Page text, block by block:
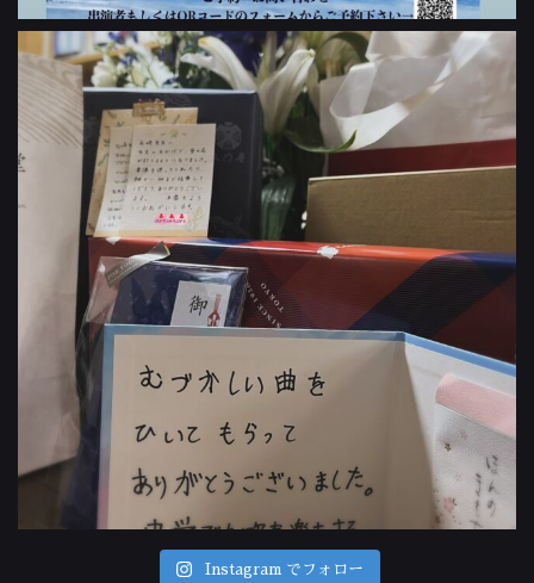
Instagram でフォロー